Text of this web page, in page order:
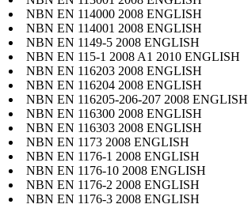
NBN EN 114000 2008 ENGLISH
NBN EN 114001 2008 ENGLISH
NBN EN 1149-5 2008 ENGLISH
NBN EN 115-1 2008 A1 2010 ENGLISH
NBN EN 116203 2008 ENGLISH
NBN EN 116204 2008 ENGLISH
NBN EN 116205-206-207 2008 ENGLISH
NBN EN 116300 2008 ENGLISH
NBN EN 116303 2008 ENGLISH
NBN EN 1173 2008 ENGLISH
NBN EN 1176-1 2008 ENGLISH
NBN EN 1176-10 2008 ENGLISH
NBN EN 1176-2 2008 ENGLISH
NBN EN 1176-3 2008 ENGLISH